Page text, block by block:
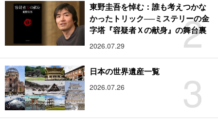
2
東野圭吾を悼む：誰も考えつかな
かったトリック──ミステリーの金
字塔『容疑者Ｘの献身』の舞台裏
2026.07.29
3
日本の世界遺産一覧
2026.07.26